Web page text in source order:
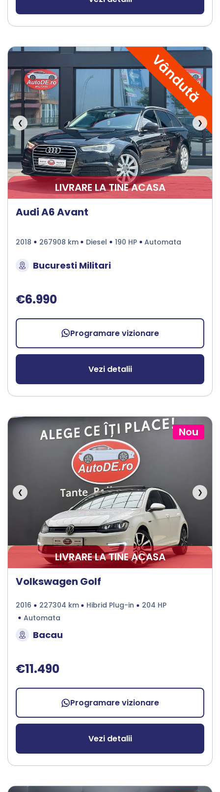
Vândută
❮ ❯
LIVRARE LA TINE ACASA
Audi A6 Avant
2018 267908 km Diesel 190 HP Automata
Bucuresti Militari
€6.990
Programare vizionare
Vezi detalii
Nou
❮ ❯
LIVRARE LA TINE ACASA
Volkswagen Golf
2016 227304 km Hibrid Plug-in
204 HP
Automata
Bacau
€11.490
Programare vizionare
Vezi detalii